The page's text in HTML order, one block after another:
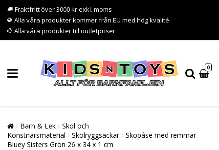
Fraktfritt över 3000 kr exkl. moms
Alla våra produkter kommer från EU med hög kvalité
Alla våra produkter till outletpriser
0
Barn & Lek
Skol och
Konstnärsmaterial
Skolryggsäckar
Skopåse med remmar
Bluey Sisters Grön 26 x 34 x 1 cm